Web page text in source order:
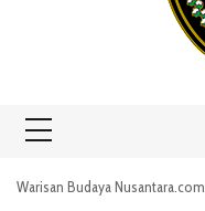
Warisan Budaya Nusantara.com